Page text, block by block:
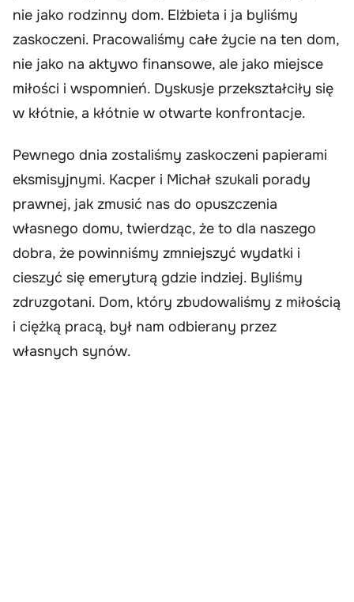
nie jako rodzinny dom. Elżbieta i ja byliśmy
zaskoczeni. Pracowaliśmy całe życie na ten dom,
nie jako na aktywo finansowe, ale jako miejsce
miłości i wspomnień. Dyskusje przekształciły się
w kłótnie, a kłótnie w otwarte konfrontacje.
Pewnego dnia zostaliśmy zaskoczeni papierami
eksmisyjnymi. Kacper i Michał szukali porady
prawnej, jak zmusić nas do opuszczenia
własnego domu, twierdząc, że to dla naszego
dobra, że powinniśmy zmniejszyć wydatki i
cieszyć się emeryturą gdzie indziej. Byliśmy
zdruzgotani. Dom, który zbudowaliśmy z miłością
i ciężką pracą, był nam odbierany przez
własnych synów.